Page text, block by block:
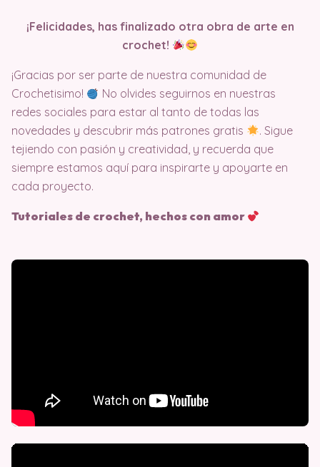
¡Felicidades, has finalizado otra obra de arte en
crochet!
¡Gracias por ser parte de nuestra comunidad de
Crochetisimo!
No olvides seguirnos en nuestras
redes sociales para estar al tanto de todas las
novedades y descubrir más patrones gratis
. Sigue
tejiendo con pasión y creatividad, y recuerda que
siempre estamos aquí para inspirarte y apoyarte en
cada proyecto.
Tutoriales de crochet, hechos con amor